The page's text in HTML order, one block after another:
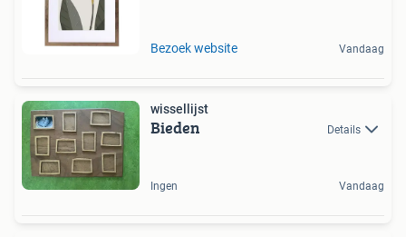
Bezoek website Vandaag
wissellijst
Bieden Details
Ingen Vandaag